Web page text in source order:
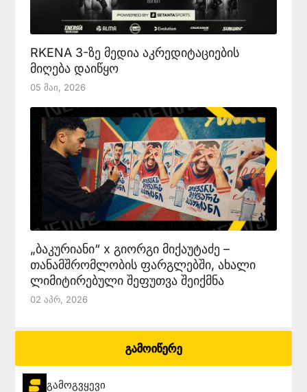
RKENA 3-ზე მედია აკრედიტაციების
მიღება დაიწყო
05 Მაი, 2026
„ბაკურიანი“ x გიორგი მიქაუტაძე –
თანამშრომლობის ფარგლებში, ახალი
ლიმიტირებული შეფუთვა შეიქმნა
02 Აპრ, 2026
გამოიწერე
გამოგვყევი